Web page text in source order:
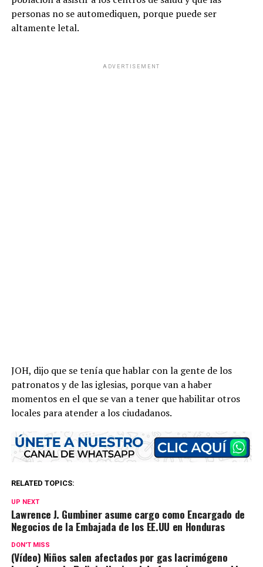
personas no se automediquen, porque puede ser
altamente letal.
ADVERTISEMENT
JOH, dijo que se tenía que hablar con la gente de los
patronatos y de las iglesias, porque van a haber
momentos en el que se van a tener que habilitar otros
locales para atender a los ciudadanos.
RELATED TOPICS:
UP NEXT
Lawrence J. Gumbiner asume cargo como Encargado de
Negocios de la Embajada de los EE.UU en Honduras
DON'T MISS
(Vídeo) Niños salen afectados por gas lacrimógeno